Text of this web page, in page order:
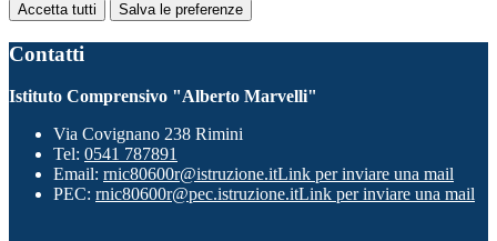
Accetta tutti Salva le preferenze
Contatti
Istituto Comprensivo "Alberto Marvelli"
Via Covignano 238 Rimini
Tel: 0541 787891
Email: rnic80600r@istruzione.itLink per inviare una mail
PEC: rnic80600r@pec.istruzione.itLink per inviare una mail